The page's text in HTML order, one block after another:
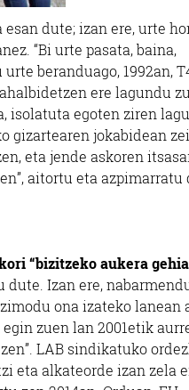
dute; izan ere, urte
“Bi urte pasata, baina,
urte beranduago, 1992an,
ere lagundu
isolatuta egoten ziren
gizartearen jokabidean
eta jende askoren
aitortu eta azpimarratu
“bizitzeko aukera
dute. Izan ere,
ona izateko lanean
zuen lan 2001etik
LAB sindikatuko
eta alkateorde izan zela